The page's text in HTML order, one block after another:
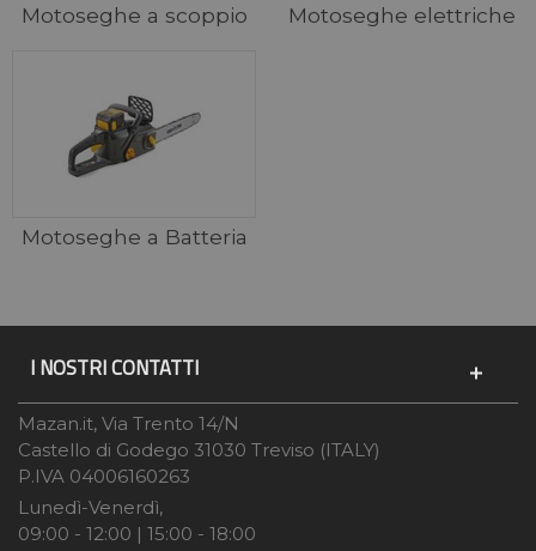
Motoseghe a scoppio Motoseghe elettriche
Motoseghe a Batteria
I NOSTRI CONTATTI
Mazan.it, Via Trento 14/N
Castello di Godego 31030 Treviso (ITALY)
P.IVA 04006160263
Lunedì-Venerdì,
09:00 - 12:00 | 15:00 - 18:00